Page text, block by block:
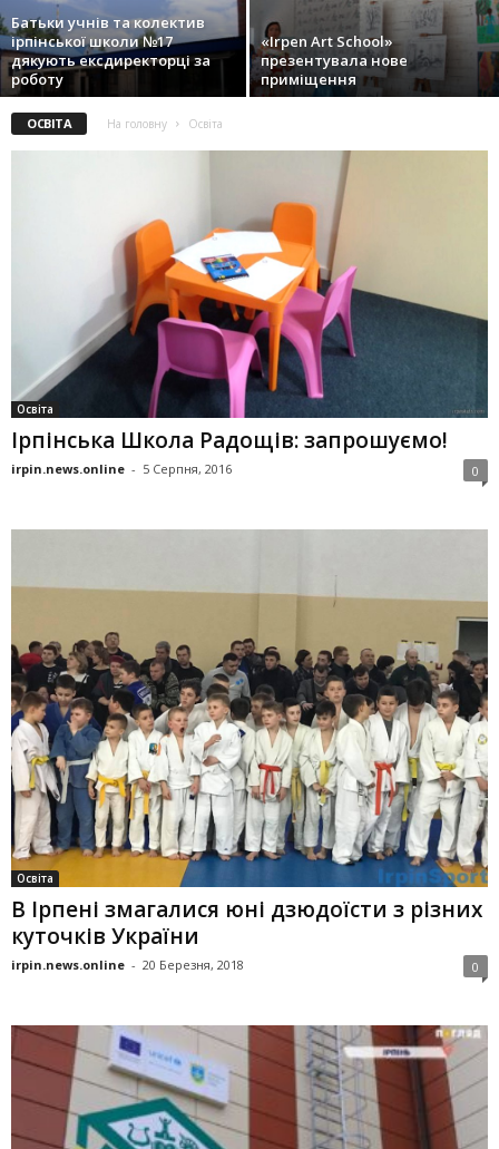
Батьки учнів та колектив
ірпінської школи №17
дякують ексдиректорці за
роботу
«Irpen Art School»
презентувала нове
приміщення
ОСВІТА На головну Освіта
Освіта
Ірпінська Школа Радощів: запрошуємо!
irpin.news.online - 5 Серпня, 2016 0
Освіта
В Ірпені змагалися юні дзюдоїсти з різних
куточків України
irpin.news.online - 20 Березня, 2018 0